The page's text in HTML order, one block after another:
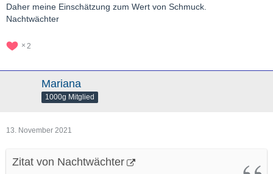
Daher meine Einschätzung zum Wert von Schmuck.
Nachtwächter
2
Mariana
1000g Mitglied
13. November 2021
Zitat von Nachtwächter